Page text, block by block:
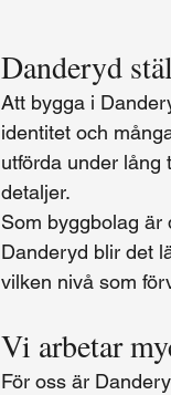
Danderyd
Att bygga i
identitet och
utförda under lång
detaljer.
Som byggbolag är
Danderyd blir det
vilken nivå som
Vi arbetar
För oss är